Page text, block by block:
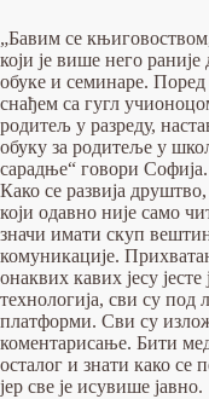
„Бавим се
који је више него
обуке и семинаре. Поред
снађем са гугл
родитељ у разреду,
обуку за родитеље у
сарадње“ говори Софија.
Како се развија
који одавно није само
значи имати скуп
комуникације.
онаквих кавих јесу
технологија, сви су под
платформи. Сви су
коментарисање. Бити
осталог и знати како
јер све је исувише јавно.